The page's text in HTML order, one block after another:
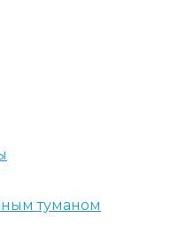
туманом